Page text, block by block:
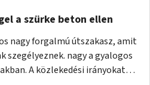
a szürke beton ellen
nagy forgalmú útszakasz, amit
nagy a gyalogos
A közlekedési irányokat